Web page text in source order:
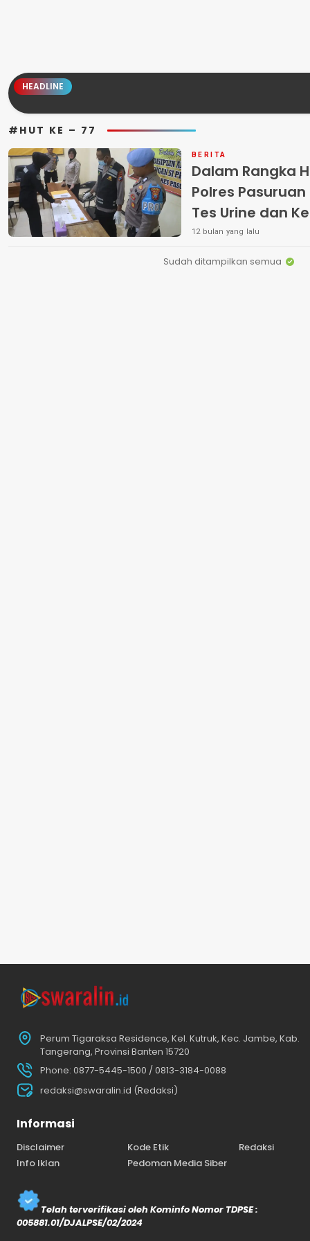
HEADLINE
#HUT KE – 77
BERITA
Dalam Rangka
Polres
Tes Urine dan
12 bulan yang lalu
Sudah ditampilkan semua
Perum Tigaraksa Residence, Kel. Kutruk, Kec. Jambe, Kab.
Tangerang, Provinsi Banten 15720
Phone: 0877-5445-1500 / 0813-3184-0088
redaksi@swaralin.id (Redaksi)
Informasi
Disclaimer Kode Etik
Redaksi
Info Iklan
Pedoman Media Siber
Telah terverifikasi oleh Kominfo Nomor TDPSE :
005881.01/DJALPSE/02/2024